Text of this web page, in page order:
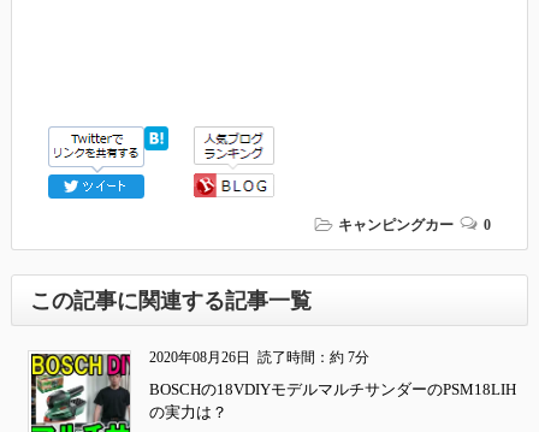
キャンピングカー 0
この記事に関連する記事一覧
2020年08月26日 読了時間：約 7分
BOSCHの18VDIYモデルマルチサンダーのPSM18LIH
の実力は？